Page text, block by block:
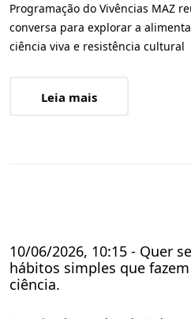
Programação do Vivências MAZ
conversa para explorar a
ciência viva e resistência cultural
Leia mais
10/06/2026, 10:15 - Quer
hábitos simples que
ciência.